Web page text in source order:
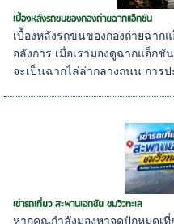
เบื้องหลังรถขนของกองถ่ายฉากแอ็กชัน
เบื้องหลังรถขนของกองถ่ายฉาก
อลังการ เมื่อเรามองดูฉากแอ็กชั
จะเป็นฉากไล่ล่ากลางถนน การ
เช่ารถเที่ยว สะพานเอกชัย ชมวิวทะเล
หากคุณกำลังมองหาจุดปักหมุดเที่